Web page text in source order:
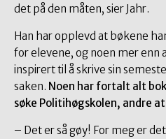
det på den måten, sier Jahr.
Han har opplevd at bøkene
for elevene, og noen mer enn
inspirert til å skrive sin
saken. Noen har fortalt alt
søke Politihøgskolen, andre
– Det er så gøy! For meg er